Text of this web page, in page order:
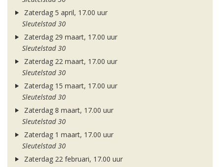
Zaterdag 5 april, 17.00 uur
Sleutelstad 30
Zaterdag 29 maart, 17.00 uur
Sleutelstad 30
Zaterdag 22 maart, 17.00 uur
Sleutelstad 30
Zaterdag 15 maart, 17.00 uur
Sleutelstad 30
Zaterdag 8 maart, 17.00 uur
Sleutelstad 30
Zaterdag 1 maart, 17.00 uur
Sleutelstad 30
Zaterdag 22 februari, 17.00 uur